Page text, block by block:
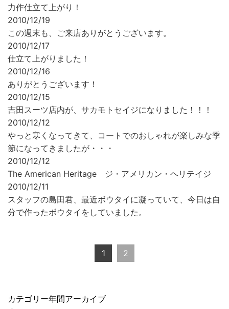
力作仕立て上がり！
2010/12/19
この週末も、ご来店ありがとうございます。
2010/12/17
仕立て上がりました！
2010/12/16
ありがとうございます！
2010/12/15
吉田スーツ店内が、サカモトセイジになりました！！！
2010/12/12
やっと寒くなってきて、コートでのおしゃれが楽しみな季
節になってきましたが・・・
2010/12/12
The American Heritage ジ・アメリカン・ヘリテイジ
2010/12/11
スタッフの島田君、最近ボウタイに凝っていて、今日は自
分で作ったボウタイをしていました。
1 2
カテゴリー年間アーカイブ